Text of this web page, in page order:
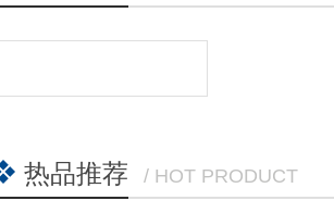
热品推荐 / HOT PRODUCT